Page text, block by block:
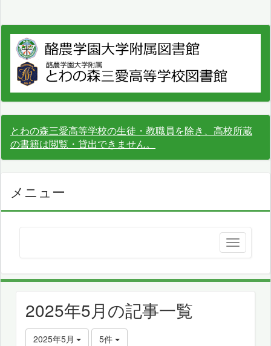
とわの森三愛高等学校の生徒・教職員を除き、高校所蔵
の書籍は閲覧・貸出できません。
メニュー
2025年5月の記事一覧
2025年5月 5件